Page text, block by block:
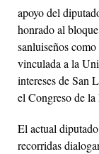
apoyo del
honrado al
sanluiseños
vinculada a la
intereses de San
el Congreso de la
El actual
recorridas